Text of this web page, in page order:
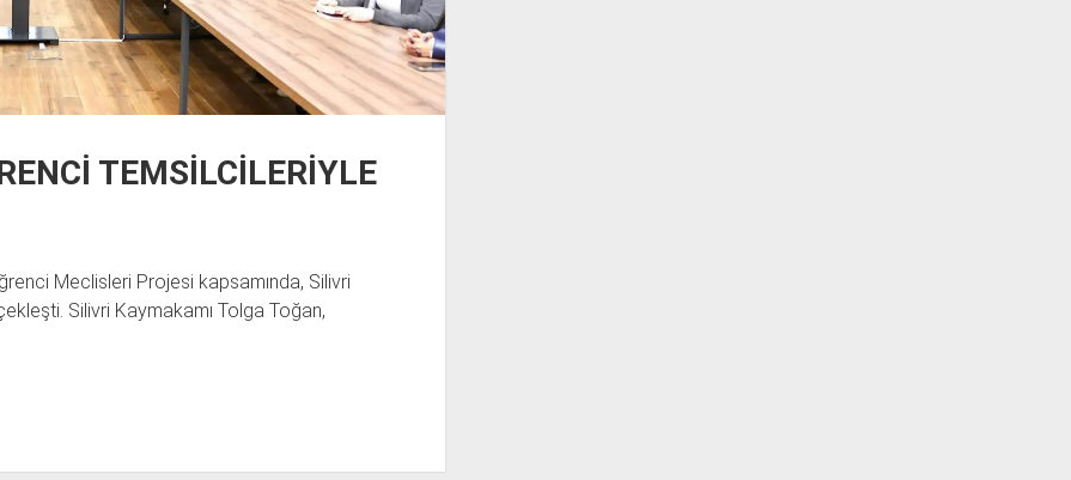
TEMSİLCİLERİYLE
Meclisleri Projesi kapsamında, Silivri
Silivri Kaymakamı Tolga Toğan,